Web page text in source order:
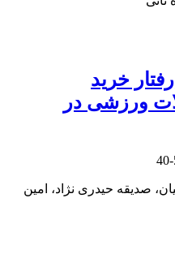
خرید
ورزشی در
صدیقه حیدری نژاد، امین